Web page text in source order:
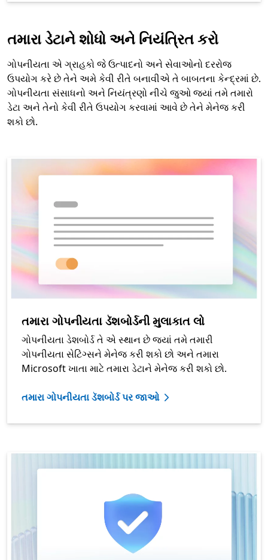
તમારા ડેટાને શોધો અને નિયંત્રિત કરો
ગોપનીયતા એ ગ્રાહકો જે ઉત્પાદનો અને સેવાઓનો દરરોજ
ઉપયોગ કરે છે તેને અમે કેવી રીતે બનાવીએ તે બાબતના કેન્દ્રમાં છે.
ગોપનીયતા સંસાધનો અને નિયંત્રણો નીચે જુઓ જ્યાં તમે તમારો
ડેટા અને તેનો કેવી રીતે ઉપયોગ કરવામાં આવે છે તેને મેનેજ કરી
શકો છો.
તમારા ગોપનીયતા ડૅશબોર્ડની મુલાકાત લો
ગોપનીયતા ડેશબોર્ડ તે એ સ્થાન છે જ્યાં તમે તમારી
ગોપનીયતા સેટિંગ્સને મેનેજ કરી શકો છો અને તમારા
Microsoft ખાતા માટે તમારા ડેટાને મેનેજ કરી શકો છો.
તમારા ગોપનીયતા ડૅશબોર્ડ પર જાઓ